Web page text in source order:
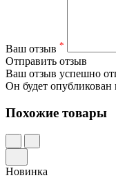
Ваш отзыв *
Отправить отзыв
Ваш отзыв успешно
Он будет опубликован
Похожие товары
Новинка